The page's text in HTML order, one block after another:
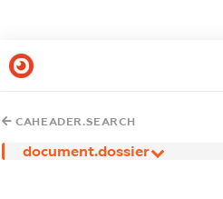
CAHEADER.SEARCH
document.dossier